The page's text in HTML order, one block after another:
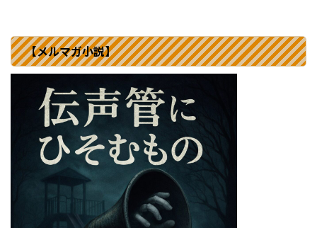
【メルマガ小説】